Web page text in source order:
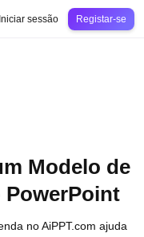
Educação
Iniciar sessão Registar-se
Modelo de
PowerPoint
no AiPPT.com ajuda